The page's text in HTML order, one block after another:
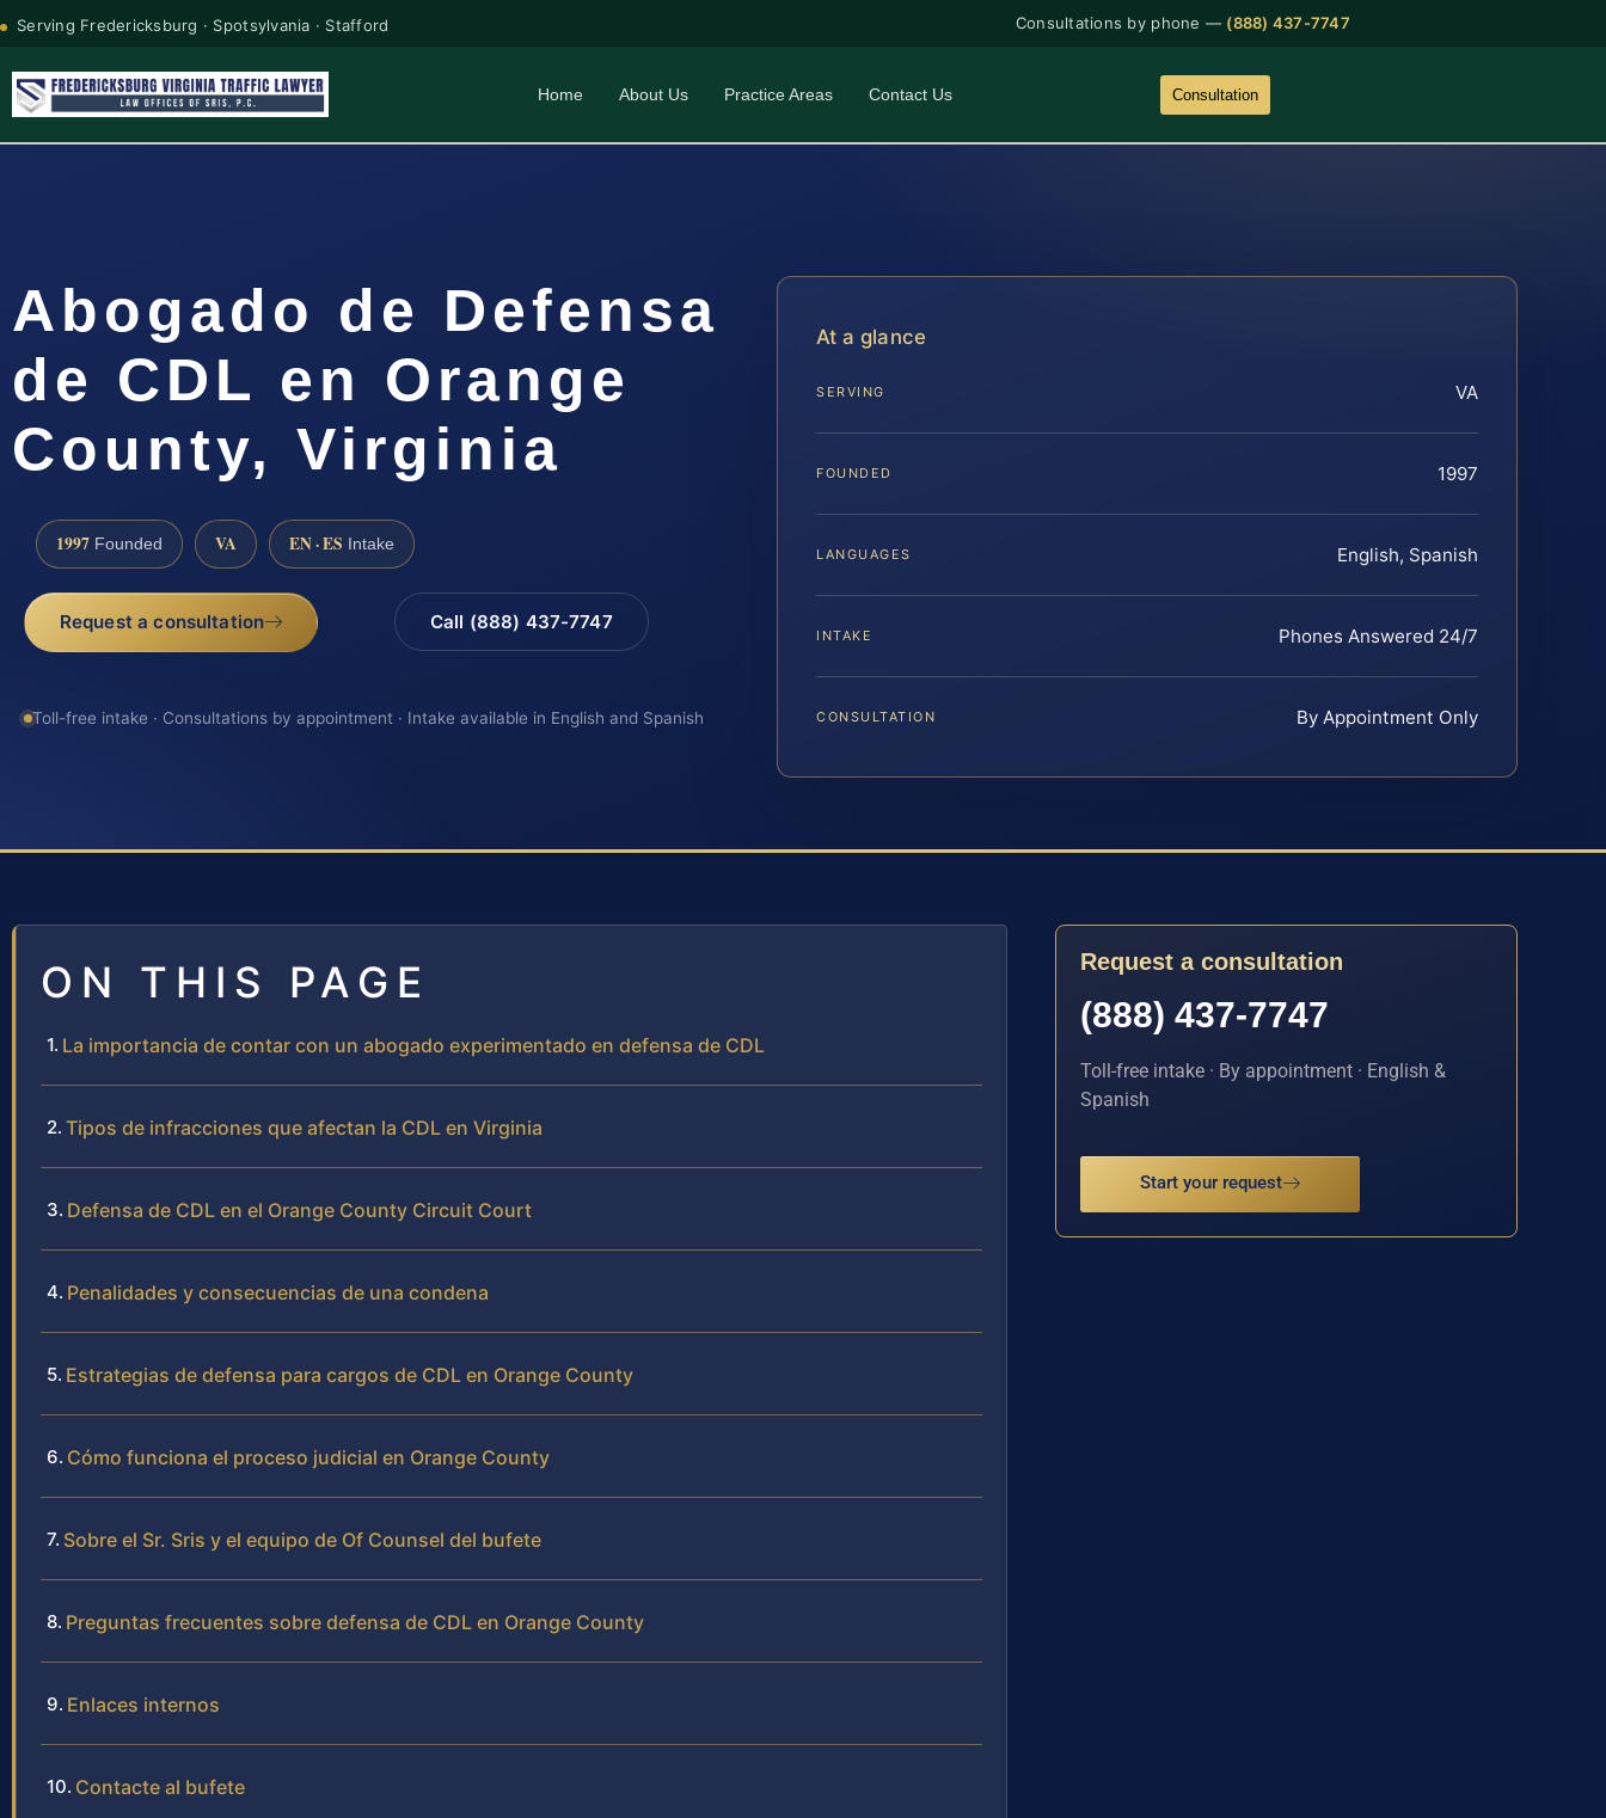
Serving Fredericksburg · Spotsylvania · Stafford Consultations by phone — (888) 437-7747
Home About Us Practice Areas Contact Us Consultation
Abogado de Defensa
de CDL en Orange
County, Virginia
1997 Founded VA EN · ES Intake
Request a consultation Call (888) 437-7747
Toll-free intake · Consultations by appointment · Intake available in English and Spanish
At a glance
SERVING VA
FOUNDED 1997
LANGUAGES English, Spanish
INTAKE Phones Answered 24/7
CONSULTATION By Appointment Only
ON THIS PAGE
La importancia de contar con un abogado experimentado en defensa de CDL
Tipos de infracciones que afectan la CDL en Virginia
Defensa de CDL en el Orange County Circuit Court
Penalidades y consecuencias de una condena
Estrategias de defensa para cargos de CDL en Orange County
Cómo funciona el proceso judicial en Orange County
Sobre el Sr. Sris y el equipo de Of Counsel del bufete
Preguntas frecuentes sobre defensa de CDL en Orange County
Enlaces internos
Contacte al bufete
Request a consultation
(888) 437-7747
Toll-free intake · By appointment · English &
Spanish
Start your request